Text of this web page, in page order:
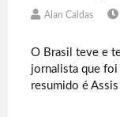
Alan Caldas
O Brasil teve e
jornalista que
resumido é